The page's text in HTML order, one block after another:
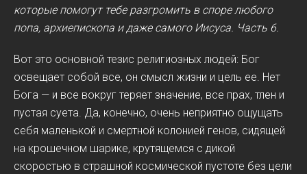
которые помогут тебе разгромить в споре любого
попа, архиепископа и даже самого Иисуса. Часть 6.
Вот это основной тезис религиозных людей: Бог
освещает собой все, он смысл жизни и цель ее. Нет
Бога — и все вокруг теряет значение, все прах, тлен и
пустая суета. Да, конечно, очень неприятно ощущать
себя маленькой и смертной колонией генов, сидящей
на крошечном шарике, крутящемся с дикой
скоростью в страшной космической пустоте без цели